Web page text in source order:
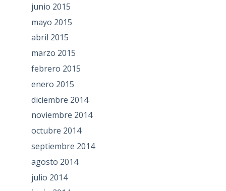
junio 2015
mayo 2015
abril 2015
marzo 2015
febrero 2015
enero 2015
diciembre 2014
noviembre 2014
octubre 2014
septiembre 2014
agosto 2014
julio 2014